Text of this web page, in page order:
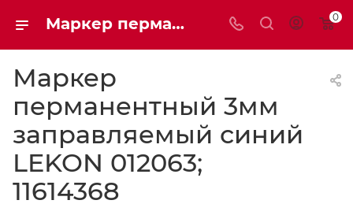
Маркер перманентный 3мм заправляемый синий LEKON 012063; 11614368 | Мaxim-stroy 0
Маркер
перманентный 3мм
заправляемый синий
LEKON 012063;
11614368